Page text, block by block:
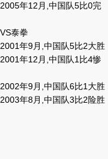
年12月,中国队5比0完
泰拳
年9月,中国队5比2大胜
年12月,中国队1比4惨
年9月,中国队6比1大胜
年8月,中国队3比2险胜